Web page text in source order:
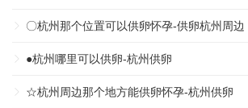
〇杭州那个位置可以供卵怀孕-供卵杭州周边
●杭州哪里可以供卵-杭州供卵
☆杭州周边那个地方能供卵怀孕-杭州供卵